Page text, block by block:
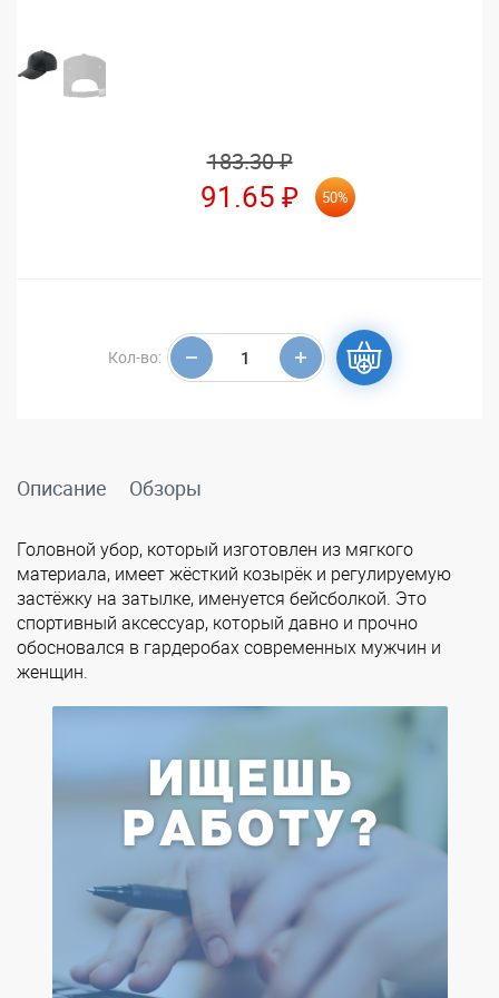
183.30 ₽
91.65 ₽ 50%
Кол-во:
Описание Обзоры
Головной убор, который изготовлен из мягкого
материала, имеет жёсткий козырёк и регулируемую
застёжку на затылке, именуется бейсболкой. Это
спортивный аксессуар, который давно и прочно
обосновался в гардеробах современных мужчин и
женщин.